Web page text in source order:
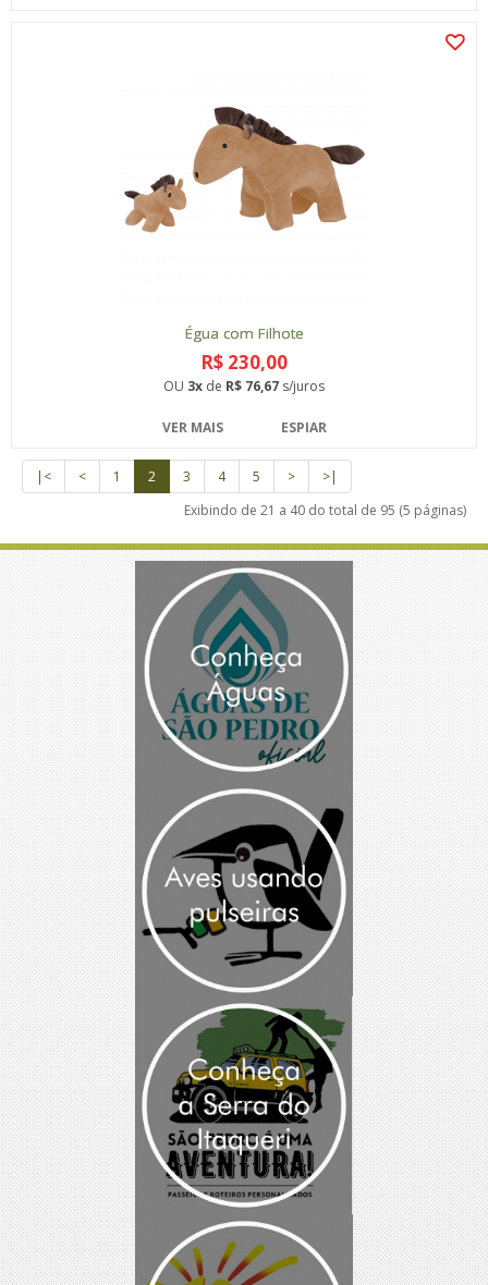
Égua com Filhote
R$ 230,00
OU 3x de R$ 76,67 s/juros
VER MAIS ESPIAR
|< < 1 2 3 4 5 >
>|
Exibindo de 21 a 40 do total de 95 (5 páginas)